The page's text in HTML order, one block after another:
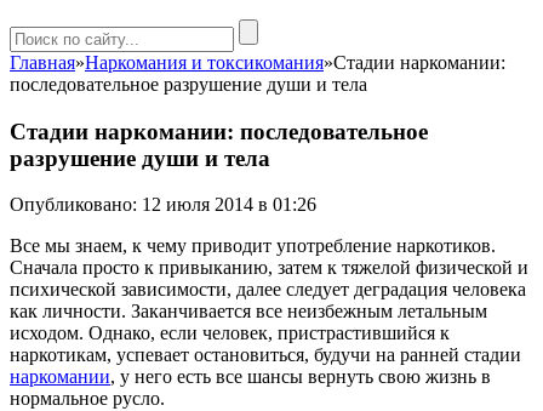
Главная»Наркомания и токсикомания»Стадии наркомании:
последовательное разрушение души и тела
Стадии наркомании: последовательное
разрушение души и тела
Опубликовано: 12 июля 2014 в 01:26
Все мы знаем, к чему приводит употребление наркотиков.
Сначала просто к привыканию, затем к тяжелой физической и
психической зависимости, далее следует деградация человека
как личности. Заканчивается все неизбежным летальным
исходом. Однако, если человек, пристрастившийся к
наркотикам, успевает остановиться, будучи на ранней стадии
наркомании, у него есть все шансы вернуть свою жизнь в
нормальное русло.